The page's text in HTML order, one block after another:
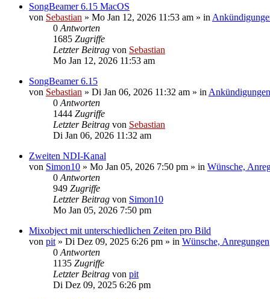
SongBeamer 6.15 MacOS
von Sebastian » Mo Jan 12, 2026 11:53 am » in
0 Antworten
1685 Zugriffe
Letzter Beitrag von Sebastian
Mo Jan 12, 2026 11:53 am
SongBeamer 6.15
von Sebastian » Di Jan 06, 2026 11:32 am » in Ankündigungen
0 Antworten
1444 Zugriffe
Letzter Beitrag von Sebastian
Di Jan 06, 2026 11:32 am
Zweiten NDI-Kanal
von Simon10 » Mo Jan 05, 2026 7:50 pm » in Wünsche,
0 Antworten
949 Zugriffe
Letzter Beitrag von Simon10
Mo Jan 05, 2026 7:50 pm
Mixobject mit unterschiedlichen Zeiten pro Bild
von pit » Di Dez 09, 2025 6:26 pm » in Wünsche, Anregungen
0 Antworten
1135 Zugriffe
Letzter Beitrag von pit
Di Dez 09, 2025 6:26 pm